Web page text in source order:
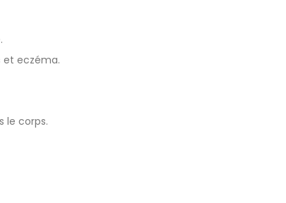
et eczéma.
le corps.